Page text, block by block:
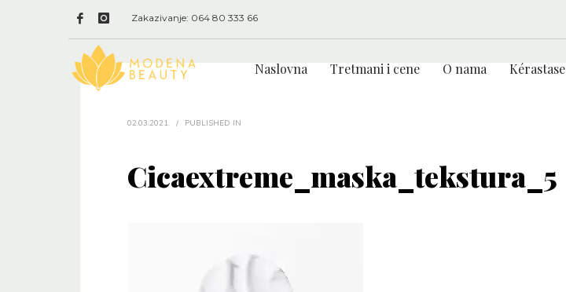
Zakazivanje: 064 80 333 66
Naslovna Tretmani i cene O nama Kérastase
02.03.2021. / PUBLISHED IN
Cicaextreme_maska_tekstura_5